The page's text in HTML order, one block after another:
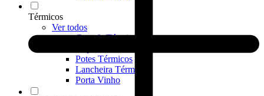
Térmicos
Ver todos
Garrafa Térmica
Potes Térmicos
Lancheira Térmica
Porta Vinho